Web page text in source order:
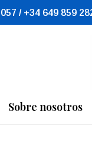
/ +34 649 859
Sobre nosotros